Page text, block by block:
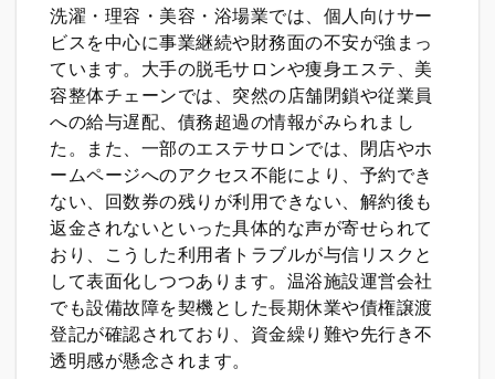
洗濯・理容・美容・浴場業では、個人向けサー
ビスを中心に事業継続や財務面の不安が強まっ
ています。大手の脱毛サロンや痩身エステ、美
容整体チェーンでは、突然の店舗閉鎖や従業員
への給与遅配、債務超過の情報がみられまし
た。また、一部のエステサロンでは、閉店やホ
ームページへのアクセス不能により、予約でき
ない、回数券の残りが利用できない、解約後も
返金されないといった具体的な声が寄せられて
おり、こうした利用者トラブルが与信リスクと
して表面化しつつあります。温浴施設運営会社
でも設備故障を契機とした長期休業や債権譲渡
登記が確認されており、資金繰り難や先行き不
透明感が懸念されます。